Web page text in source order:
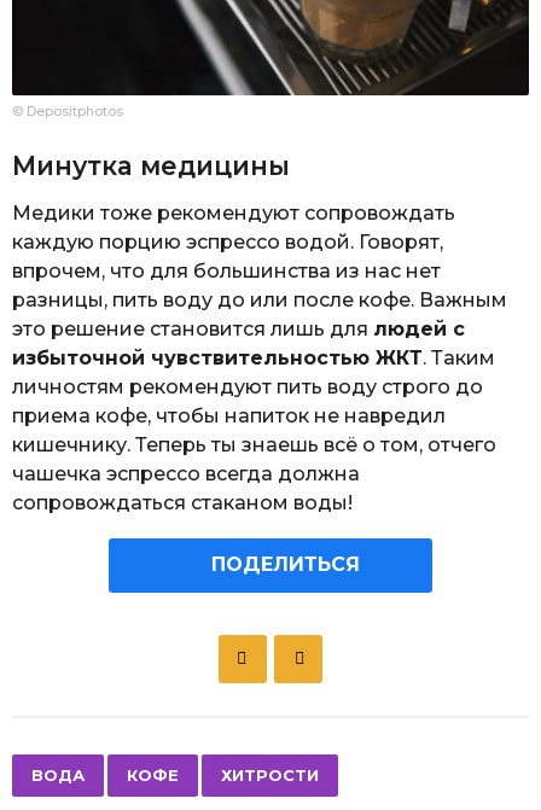
© Depositphotos
Минутка медицины
Медики тоже рекомендуют сопровождать
каждую порцию эспрессо водой. Говорят,
впрочем, что для большинства из нас нет
разницы, пить воду до или после кофе. Важным
это решение становится лишь для людей с
избыточной чувствительностью ЖКТ. Таким
личностям рекомендуют пить воду строго до
приема кофе, чтобы напиток не навредил
кишечнику. Теперь ты знаешь всё о том, отчего
чашечка эспрессо всегда должна
сопровождаться стаканом воды!
ПОДЕЛИТЬСЯ
ВОДА КОФЕ ХИТРОСТИ